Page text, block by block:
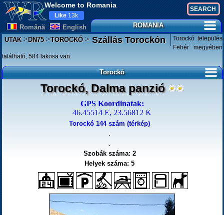
Welcome to Romania
Românã English
Like 13k
ROMANIA
UTAK>DN75>TOROCKÓ>Szállás Torockón
Torockó település
Fehér megyében
található, 584 lakosa van.
Torockó
Torockó, Dalma panzió
GPS Koordinatak:
46.45514 E, 23.56812 K
Torockó 144 szám (térkép)
.
.
Szobák száma: 2
Helyek száma: 5